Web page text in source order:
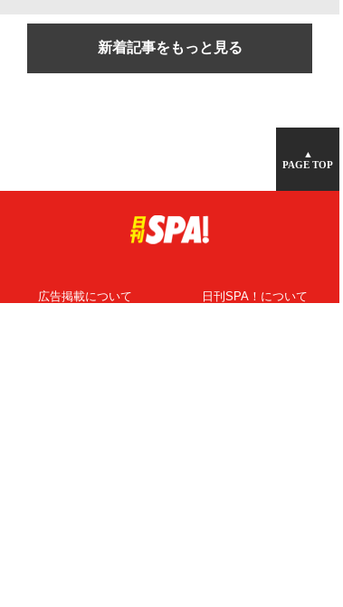
新着記事をもっと見る
▲
PAGE TOP
広告掲載について 日刊SPA！について